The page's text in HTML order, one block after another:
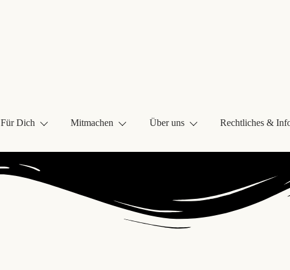
Für Dich Mitmachen Über uns Rechtliches &